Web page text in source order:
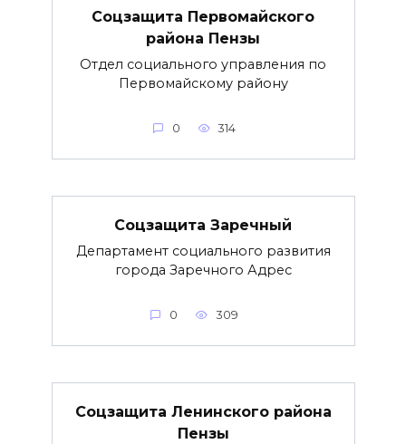
Соцзащита Первомайского
района Пензы
Отдел социального управления по
Первомайскому району
0 314
Соцзащита Заречный
Департамент социального развития
города Заречного Адрес
0 309
Соцзащита Ленинского района
Пензы